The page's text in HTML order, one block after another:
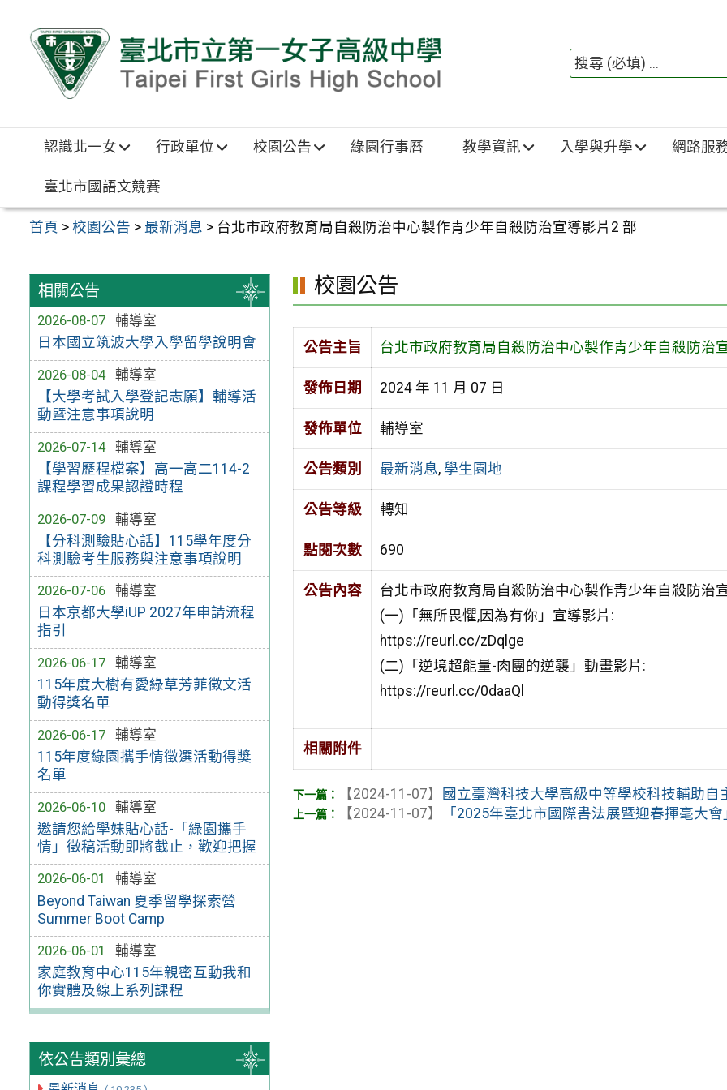
認識北一女 行政單位 校園公告 綠園行事曆 教學資訊 入學與升學 網路服
臺北市國語文競賽
首頁 >校園公告 > 最新消息 > 台北市政府教育局自殺防治中心製作青少年自殺防治宣導影片2 部
相關公告
2026-08-07
輔導室
日本國立筑波大學入學留學說明會
2026-08-04
輔導室
【大學考試入學登記志願】輔導活
動暨注意事項說明
2026-07-14
輔導室
【學習歷程檔案】高一高二114-2
課程學習成果認證時程
2026-07-09
輔導室
【分科測驗貼心話】115學年度分
科測驗考生服務與注意事項說明
2026-07-06
輔導室
日本京都大學iUP 2027年申請流程
指引
2026-06-17
輔導室
115年度大樹有愛綠草芳菲徵文活
動得獎名單
2026-06-17
輔導室
115年度綠園攜手情徵選活動得獎
名單
2026-06-10
輔導室
邀請您給學妹貼心話-「綠園攜手
情」徵稿活動即將截止，歡迎把握
2026-06-01
輔導室
Beyond Taiwan 夏季留學探索營
Summer Boot Camp
2026-06-01
輔導室
家庭教育中心115年親密互動我和
你實體及線上系列課程
依公告類別彙總
校園公告
公告主旨 台北市政府教育局自殺防治中心製作青少年自殺防治
發佈日期 2024 年 11 月 07 日
發佈單位 輔導室
公告類別 最新消息, 學生園地
公告等級 轉知
點閱次數 690
公告內容
台北市政府教育局自殺防治中心製作青少年自殺防治
(一)「無所畏懼,因為有你」宣導影片:
https://reurl.cc/zDqlge
(二)「逆境超能量-肉團的逆襲」動畫影片:
https://reurl.cc/0daaQl
相關附件
【2024-11-07】 國立臺灣科技大學高級中等學校科技輔助自
【2024-11-07】
「2025年臺北市國際書法展暨迎春揮毫大